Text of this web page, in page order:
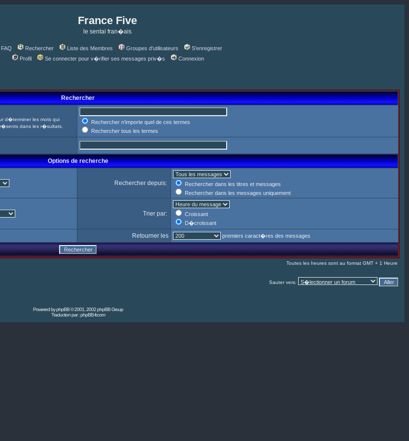
France Five
le sentai fran�ais
FAQ Rechercher Liste des Membres Groupes d'utilisateurs
S'enregistrer
Profil
Se connecter pour v�rifier ses messages priv�s Connexion
Rechercher
d�terminer les mots qui
dans les r�sultats.
Rechercher n'importe quel de ces termes
Rechercher tous les termes
Options de recherche
Rechercher depuis:
Rechercher dans les titres et messages
Rechercher dans les messages uniquement
Trier par:
Croissant
D�croissant
Retourner les premiers caract�res des messages
Toutes les heures sont au format GMT + 1 Heure
Sauter vers:
Powered byphpBB© 2001, 2002 phpBB Group
Traduction par :phpBB-fr.com